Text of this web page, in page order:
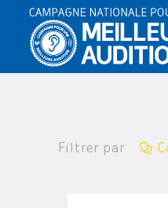
Filtrer par